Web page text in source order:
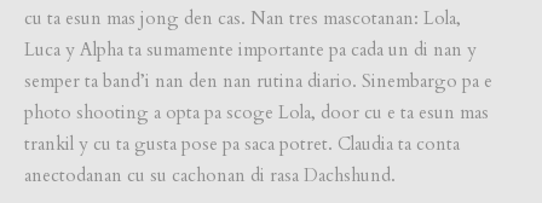
cu ta esun mas jong den cas. Nan tres mascotanan: Lola,
Luca y Alpha ta sumamente importante pa cada un di nan y
semper ta band’i nan den nan rutina diario. Sinembargo pa e
photo shooting a opta pa scoge Lola, door cu e ta esun mas
trankil y cu ta gusta pose pa saca potret. Claudia ta conta
anectodanan cu su cachonan di rasa Dachshund.